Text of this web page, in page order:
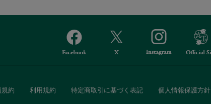
約 利用規約 特定商取引に基づく表記 個人情報保護方針